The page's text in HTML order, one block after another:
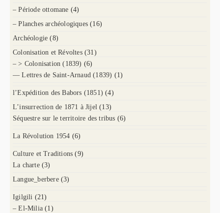
– Période ottomane (4)
– Planches archéologiques (16)
Archéologie (8)
Colonisation et Révoltes (31)
– > Colonisation (1839) (6)
— Lettres de Saint-Arnaud (1839) (1)
l’Expédition des Babors (1851) (4)
L’insurrection de 1871 à Jijel (13)
Séquestre sur le territoire des tribus (6)
La Révolution 1954 (6)
Culture et Traditions (9)
La charte (3)
Langue_berbere (3)
Igilgili (21)
– El-Milia (1)